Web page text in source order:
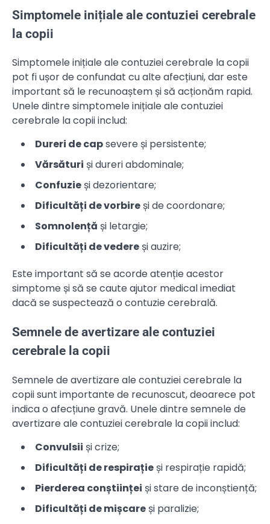
Simptomele inițiale ale contuziei cerebrale
la copii
Simptomele inițiale ale contuziei cerebrale la copii
pot fi ușor de confundat cu alte afecțiuni, dar este
important să le recunoaștem și să acționăm rapid.
Unele dintre simptomele inițiale ale contuziei
cerebrale la copii includ:
Dureri de capsevere și persistente;
Vărsături și dureri abdominale;
Confuzie și dezorientare;
Dificultăți de vorbire și de coordonare;
Somnolență și letargie;
Dificultăți de vedere și auzire;
Este important să se acorde atenție acestor
simptome și să se caute ajutor medical imediat
dacă se suspectează o contuzie cerebrală.
Semnele de avertizare ale contuziei
cerebrale la copii
Semnele de avertizare ale contuziei cerebrale la
copii sunt importante de recunoscut, deoarece pot
indica o afecțiune gravă. Unele dintre semnele de
avertizare ale contuziei cerebrale la copii includ:
Convulsii și crize;
Dificultăți de respirație și respirație rapidă;
Pierderea conștiinței și stare de inconștiență;
Dificultăți de mișcare și paralizie;